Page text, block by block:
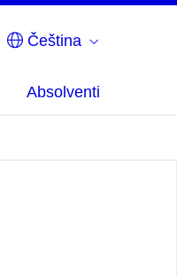
Čeština
Absolventi